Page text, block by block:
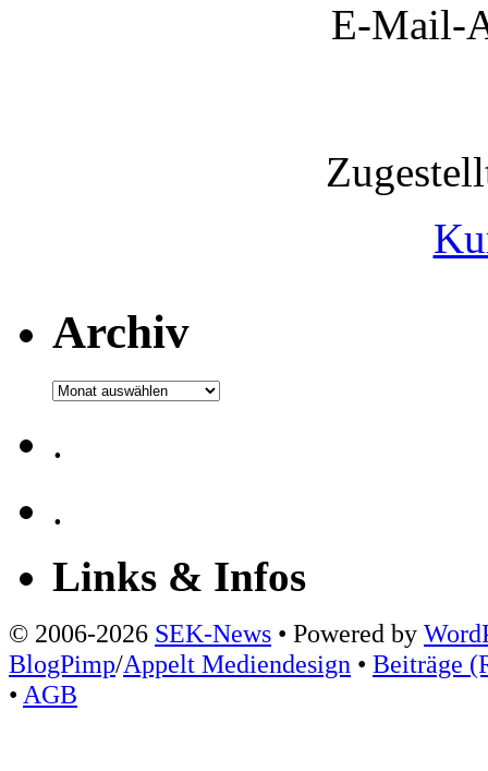
E-Mail-
Archiv
Archiv
.
.
Links & Infos
© 2006-2026 SEK-News • Powered by
BlogPimp/Appelt Mediendesign • Beiträge
• AGB